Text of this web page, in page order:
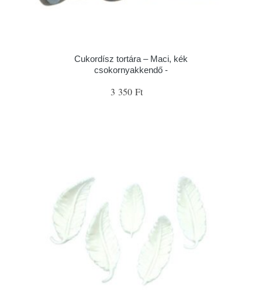
Cukordísz tortára – Maci, kék
csokornyakkendő -
3 350 Ft